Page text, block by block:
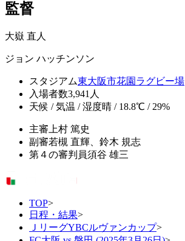
監督
大嶽 直人
ジョン ハッチンソン
スタジアム東大阪市花園ラグビー場
入場者数3,941人
天候 / 気温 / 湿度晴 / 18.8℃ / 29%
主審 上村 篤史
副審若槻 直輝、鈴木 規志
第４の審判員須谷 雄三
TOP>
日程・結果>
ＪリーグYBCルヴァンカップ>